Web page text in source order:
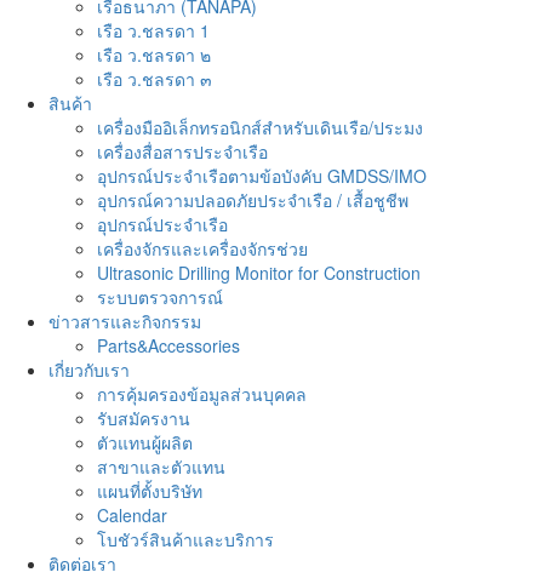
เรือธนาภา (TANAPA)
เรือ ว.ชลรดา 1
เรือ ว.ชลรดา ๒
เรือ ว.ชลรดา ๓
สินค้า
เครื่องมืออิเล็กทรอนิกส์สำหรับเดินเรือ/ประมง
เครื่องสื่อสารประจำเรือ
อุปกรณ์ประจำเรือตามข้อบังคับ GMDSS/IMO
อุปกรณ์ความปลอดภัยประจำเรือ / เสื้อชูชีพ
อุปกรณ์ประจำเรือ
เครื่องจักรและเครื่องจักรช่วย
Ultrasonic Drilling Monitor for Construction
ระบบตรวจการณ์
ข่าวสารและกิจกรรม
Parts&Accessories
เกี่ยวกับเรา
การคุ้มครองข้อมูลส่วนบุคคล
รับสมัครงาน
ตัวแทนผู้ผลิต
สาขาและตัวแทน
แผนที่ตั้งบริษัท
Calendar
โบชัวร์สินค้าและบริการ
ติดต่อเรา